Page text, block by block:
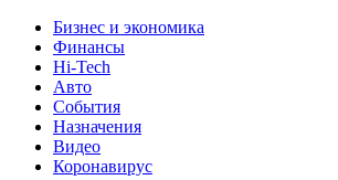
Бизнес и экономика
Финансы
Hi-Tech
Авто
События
Назначения
Видео
Коронавирус